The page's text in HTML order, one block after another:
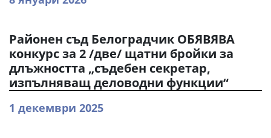
Районен съд Белоградчик ОБЯВЯВА
конкурс за 2 /две/ щатни бройки за
длъжността „съдебен секретар,
изпълняващ деловодни функции“
1 декември 2025